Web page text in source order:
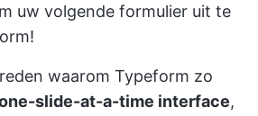
uw volgende formulier uit te
waarom Typeform zo
slide-at-a-time interface,